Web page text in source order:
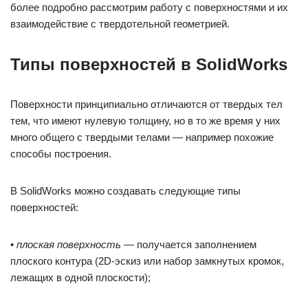
более подробно рассмотрим работу с поверхностями и их
взаимодействие с твердотельной геометрией.
Типы поверхностей в SolidWorks
Поверхности принципиально отличаются от твердых тел
тем, что имеют нулевую толщину, но в то же время у них
много общего с твердыми телами — например похожие
способы построения.
В SolidWorks можно создавать следующие типы
поверхностей:
• плоская поверхность — получается заполнением
плоского контура (2D-эскиз или набор замкнутых кромок,
лежащих в одной плоскости);